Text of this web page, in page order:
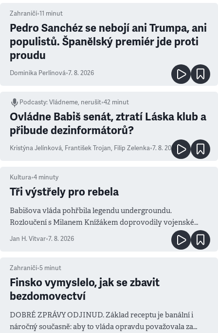
Zahraničí•11 minut
Pedro Sanchéz se nebojí ani Trumpa, ani
populistů. Španělský premiér jde proti
proudu
Dominika Perlínová•7. 8. 2026
Podcasty:Vládneme, nerušit•42 minut
Ovládne Babiš senát, ztratí Láska klub a
přibude dezinformátorů?
Kristýna Jelínková, František Trojan, Filip Zelenka•7. 8. 2026
Kultura•4 minuty
Tři výstřely pro rebela
Babišova vláda pohřbila legendu undergroundu.
Rozloučení s Milanem Knížákem doprovodily vojenské
salvy i kritika pokrokářů
Jan H. Vitvar•7. 8. 2026
Zahraničí•5 minut
Finsko vymyslelo, jak se zbavit
bezdomovectví
DOBRÉ ZPRÁVY ODJINUD. Základ receptu je banální i
náročný současně: aby to vláda opravdu považovala za